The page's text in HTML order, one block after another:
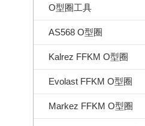
O型圈工具
AS568 O型圈
Kalrez FFKM O型圈
Evolast FFKM O型圈
Markez FFKM O型圈